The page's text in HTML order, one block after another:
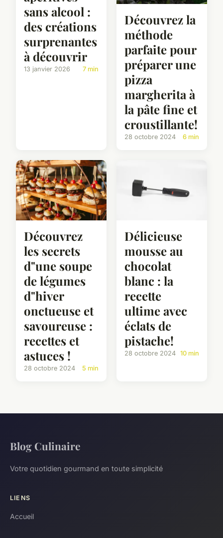
sans alcool :
des créations
surprenantes
à découvrir
13 janvier 2026 7 min
Découvrez la
méthode
parfaite pour
préparer une
pizza
margherita à
la pâte fine et
croustillante!
28 octobre 2024 6 min
Découvrez
les secrets
d"une soupe
de légumes
d"hiver
onctueuse et
savoureuse :
recettes et
astuces !
28 octobre 2024 5 min
Délicieuse
mousse au
chocolat
blanc : la
recette
ultime avec
éclats de
pistache!
28 octobre 2024 10 min
Blog Culinaire
Votre quotidien gourmand en toute simplicité
LIENS
Accueil